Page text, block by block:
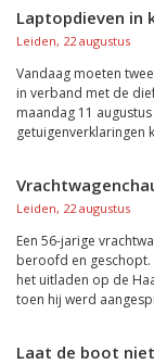
Laptopdieven in
Leiden, 22 augustus
Vandaag moeten
in verband met de
maandag 11
getuigenverklaringen
Leiden, 22 augustus
Een 56-jarige
beroofd en geschopt.
het uitladen op de
toen hij werd
Laat de boot